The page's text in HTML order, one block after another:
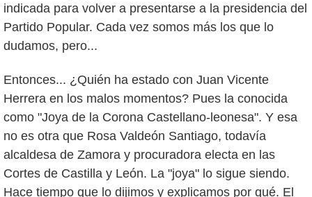
indicada para volver a presentarse a la presidencia del
Partido Popular. Cada vez somos más los que lo
dudamos, pero...
Entonces... ¿Quién ha estado con Juan Vicente
Herrera en los malos momentos? Pues la conocida
como "Joya de la Corona Castellano-leonesa". Y esa
no es otra que Rosa Valdeón Santiago, todavía
alcaldesa de Zamora y procuradora electa en las
Cortes de Castilla y León. La "joya" lo sigue siendo.
Hace tiempo que lo dijimos y explicamos por qué. El